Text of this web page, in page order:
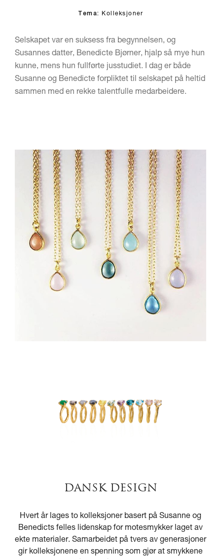
Tema: Kolleksjoner
Selskapet var en suksess fra begynnelsen, og
Susannes datter, Benedicte Bjørner, hjalp så mye hun
kunne, mens hun fullførte jusstudiet. I dag er både
Susanne og Benedicte forpliktet til selskapet på heltid
sammen med en rekke talentfulle medarbeidere.
DANSK DESIGN
Hvert år lages to kolleksjoner basert på Susanne og
Benedicts felles lidenskap for motesmykker laget av
ekte materialer. Samarbeidet på tvers av generasjoner
gir kolleksjonene en spenning som gjør at smykkene